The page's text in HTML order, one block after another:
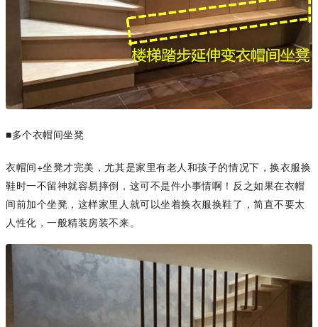
■多个衣帽间坐凳
衣帽间+坐凳才完美，尤其是家里有老人和孩子的情况下，换衣服换
鞋时一不留神就容易摔倒，这可不是件小事情啊！反之如果在衣帽
间前加个坐凳，这样家里人就可以坐着换衣服换鞋了，简直不要太
人性化，一般精装房装不来。